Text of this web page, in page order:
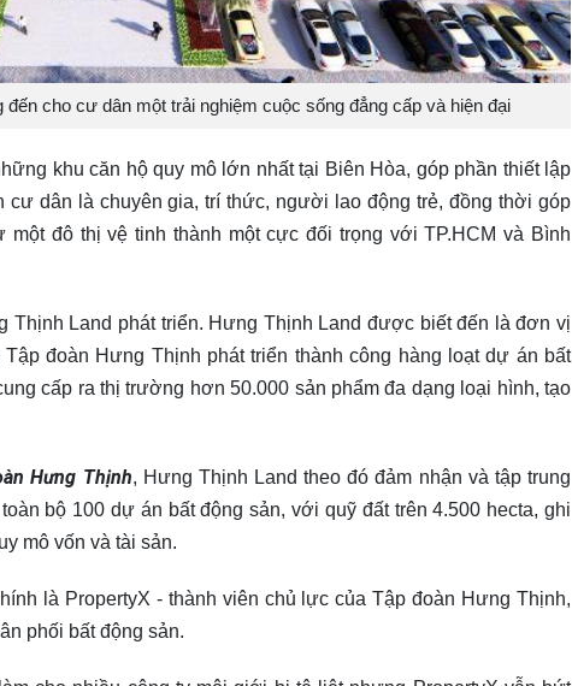
cho cư dân một trải nghiệm cuộc sống đẳng cấp và hiện đại
khu căn hộ quy mô lớn nhất tại Biên Hòa, góp phần thiết lập
cư dân là chuyên gia, trí thức, người lao động trẻ, đồng thời góp
một đô thị vệ tinh thành một cực đối trọng với TP.HCM và Bình
Thịnh Land phát triển. Hưng Thịnh Land được biết đến là đơn vị
đoàn Hưng Thịnh phát triển thành công hàng loạt dự án bất
cấp ra thị trường hơn 50.000 sản phẩm đa dạng loại hình, tạo
Hưng Thịnh, Hưng Thịnh Land theo đó đảm nhận và tập trung
bộ 100 dự án bất động sản, với quỹ đất trên 4.500 hecta, ghi
mô vốn và tài sản.
là PropertyX - thành viên chủ lực của Tập đoàn Hưng Thịnh,
phối bất động sản.